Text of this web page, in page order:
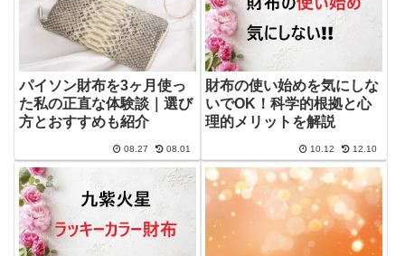
パイソン財布を3ヶ月使っ
た私の正直な体験談｜選び
方とおすすめも紹介
08.27 08.01
財布の使い始めを気にしな
いでOK！科学的根拠と心
理的メリットを解説
10.12 12.10